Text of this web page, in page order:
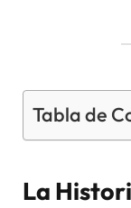
Tabla de
La